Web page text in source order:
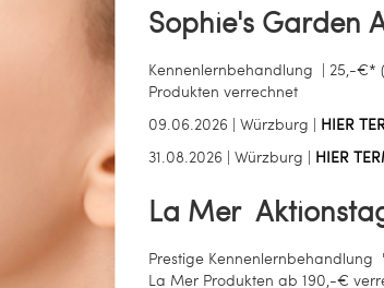
Sophie's Garden
Kennenlernbehandlung | 25,-€*
Produkten verrechnet
09.06.2026 | Würzburg | HIER
31.08.2026 | Würzburg | HIER
La Mer
Prestige
La Mer Produkten ab 190,-€